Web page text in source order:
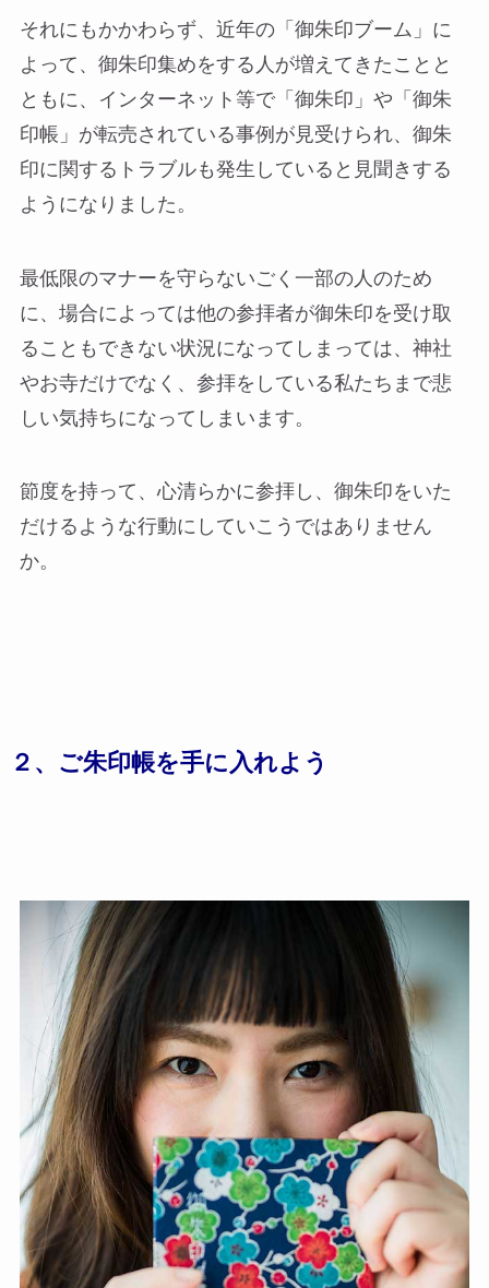
それにもかかわらず、近年の「御朱印ブーム」に
よって、御朱印集めをする人が増えてきたことと
ともに、インターネット等で「御朱印」や「御朱
印帳」が転売されている事例が見受けられ、御朱
印に関するトラブルも発生していると見聞きする
ようになりました。
最低限のマナーを守らないごく一部の人のため
に、場合によっては他の参拝者が御朱印を受け取
ることもできない状況になってしまっては、神社
やお寺だけでなく、参拝をしている私たちまで悲
しい気持ちになってしまいます。
節度を持って、心清らかに参拝し、御朱印をいた
だけるような行動にしていこうではありません
か。
２、ご朱印帳を手に入れよう